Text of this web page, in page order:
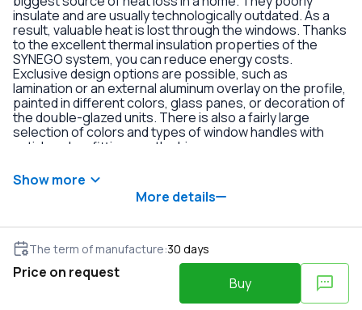
insulate and are usually technologically outdated. As a
result, valuable heat is lost through the windows. Thanks
to the excellent thermal insulation properties of the
SYNEGO system, you can reduce energy costs.
Exclusive design options are possible, such as
lamination or an external aluminum overlay on the profile,
painted in different colors, glass panes, or decoration of
the double-glazed units. There is also a fairly large
selection of colors and types of window handles with
anti-burglary fittings on the hinges.
Show more
More details
The term of manufacture:30 days
Price on request
Buy